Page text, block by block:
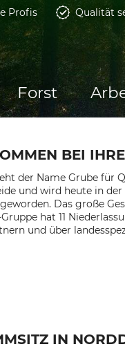
Profis Qualität
Forst
BEI
der Name Grube für
und wird heute in
Das große
hat 11
und über
IN